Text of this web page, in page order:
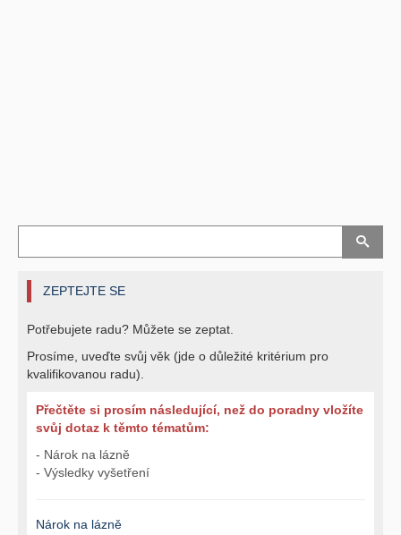
ZEPTEJTE SE
Potřebujete radu? Můžete se zeptat.
Prosíme, uveďte svůj věk (jde o důležité kritérium pro
kvalifikovanou radu).
Přečtěte si prosím následující, než do poradny vložíte
svůj dotaz k těmto tématům:
- Nárok na lázně
- Výsledky vyšetření
Nárok na lázně